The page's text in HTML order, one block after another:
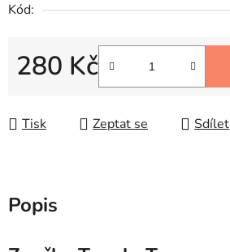
Kód:
280 Kč
Tisk Zeptat se Sdílet
Popis